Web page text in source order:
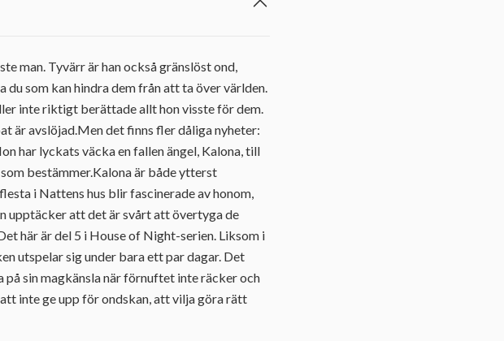
man. Tyvärr är han också gränslöst ond,
du som kan hindra dem från att ta över världen.
inte riktigt berättade allt hon visste för dem.
är avslöjad.Men det finns fler dåliga nyheter:
har lyckats väcka en fallen ängel, Kalona, till
bestämmer.Kalona är både ytterst
i Nattens hus blir fascinerade av honom,
upptäcker att det är svårt att övertyga de
här är del 5 i House of Night-serien. Liksom i
utspelar sig under bara ett par dagar. Det
sin magkänsla när förnuftet inte räcker och
inte ge upp för ondskan, att vilja göra rätt